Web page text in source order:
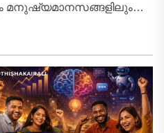
മനുഷ്യമാനസങ്ങളിലും
കടന്നുപോകുമ്പോൾ,